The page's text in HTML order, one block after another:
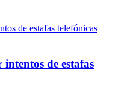
de estafas